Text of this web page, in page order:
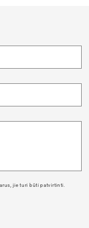
jie turi būti patvirtinti.